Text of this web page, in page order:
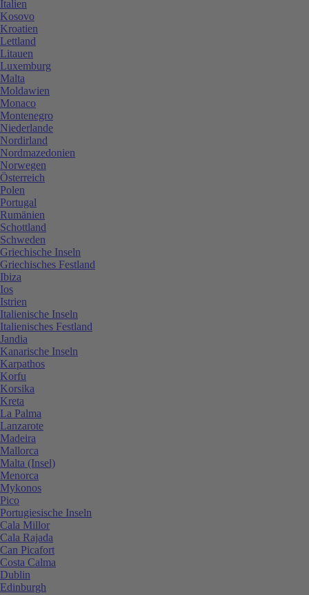
Italien
Kosovo
Kroatien
Lettland
Litauen
Luxemburg
Malta
Moldawien
Monaco
Montenegro
Niederlande
Nordirland
Nordmazedonien
Norwegen
Österreich
Polen
Portugal
Rumänien
Schottland
Schweden
Griechische Inseln
Griechisches Festland
Ibiza
Ios
Istrien
Italienische Inseln
Italienisches Festland
Jandia
Kanarische Inseln
Karpathos
Korfu
Korsika
Kreta
La Palma
Lanzarote
Madeira
Mallorca
Malta (Insel)
Menorca
Mykonos
Pico
Portugiesische Inseln
Cala Millor
Cala Rajada
Can Picafort
Costa Calma
Dublin
Edinburgh